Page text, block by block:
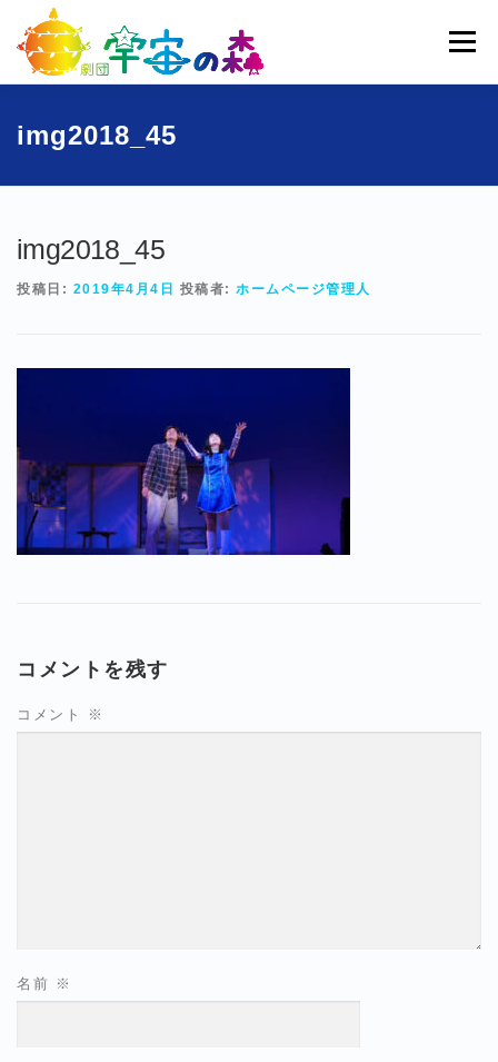
ッ
メニュー
ホーム 宇宙の森とは
img2018_45
img2018_45
投稿日: 2019年4月4日 投稿者: ホームページ管理人
コメントを残す
コメント ※
名前 ※